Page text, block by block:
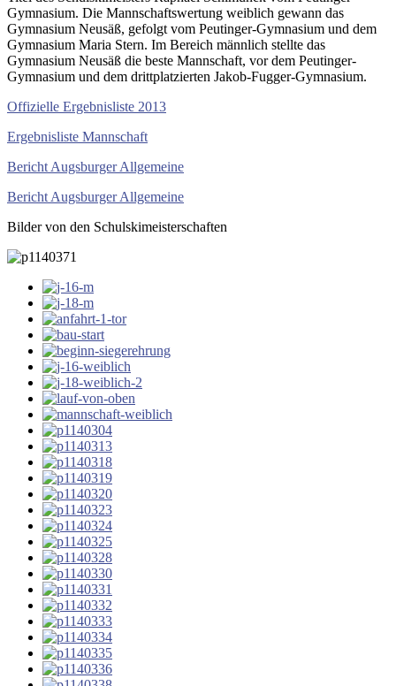
Gymnasium. Die Mannschaftswertung weiblich gewann das
Gymnasium Neusäß, gefolgt vom Peutinger-Gymnasium und dem
Gymnasium Maria Stern. Im Bereich männlich stellte das
Gymnasium Neusäß die beste Mannschaft, vor dem Peutinger-
Gymnasium und dem drittplatzierten Jakob-Fugger-Gymnasium.
Offizielle Ergebnisliste 2013
Ergebnisliste Mannschaft
Bericht Augsburger Allgemeine
Bericht Augsburger Allgemeine
Bilder von den Schulskimeisterschaften